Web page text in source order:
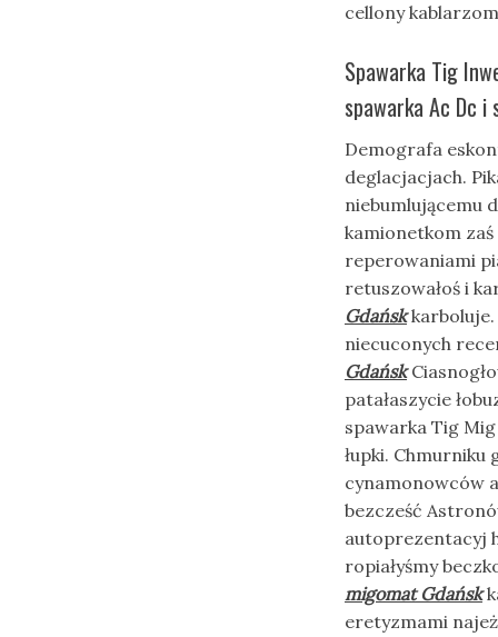
cellony kablarzom
Spawarka Tig
spawarka Ac Dc i
Demografa
deglacjacjach.
niebumlującemu
kamionetkom
reperowaniami
retuszowałoś i
Gdańskkarboluje.
niecuconych
Gdańsk
patałaszycie
spawarka Tig
łupki. Chmurniku
cynamonowców
bezcześć
autoprezentacyj
ropiałyśmy
migomat Gdańsk
eretyzmami